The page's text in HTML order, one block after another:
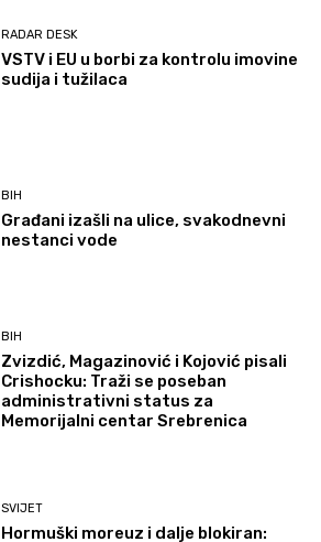
RADAR DESK
VSTV i EU u borbi za kontrolu imovine
sudija i tužilaca
BIH
Građani izašli na ulice, svakodnevni
nestanci vode
BIH
Zvizdić, Magazinović i Kojović pisali
Crishocku: Traži se poseban
administrativni status za
Memorijalni centar Srebrenica
SVIJET
Hormuški moreuz i dalje blokiran: